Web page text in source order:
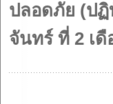
ปลอดภัย (ปฏิ
จันทร์ ที่ 2 เ